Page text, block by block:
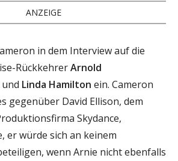
ANZEIGE
in dem Interview auf die
RückkehrerArnold
und Linda Hamilton ein. Cameron
gegenüber David Ellison, dem
Skydance,
er würde sich an keinem
wenn Arnie nicht ebenfalls